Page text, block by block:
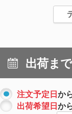
出荷ま
注文予定日か
出荷希望日か